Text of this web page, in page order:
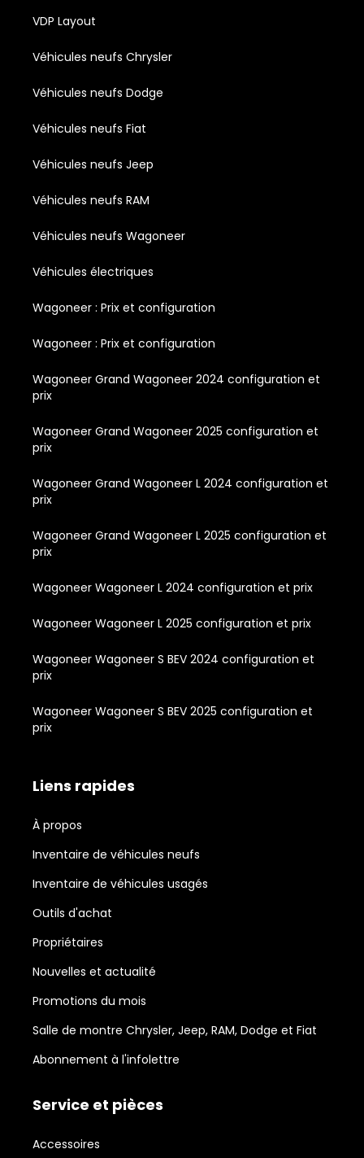
VDP Layout
Véhicules neufs Chrysler
Véhicules neufs Dodge
Véhicules neufs Fiat
Véhicules neufs Jeep
Véhicules neufs RAM
Véhicules neufs Wagoneer
Véhicules électriques
Wagoneer : Prix et configuration
Wagoneer : Prix et configuration
Wagoneer Grand Wagoneer 2024 configuration et
prix
Wagoneer Grand Wagoneer 2025 configuration et
prix
Wagoneer Grand Wagoneer L 2024 configuration et
prix
Wagoneer Grand Wagoneer L 2025 configuration et
prix
Wagoneer Wagoneer L 2024 configuration et prix
Wagoneer Wagoneer L 2025 configuration et prix
Wagoneer Wagoneer S BEV 2024 configuration et
prix
Wagoneer Wagoneer S BEV 2025 configuration et
prix
Liens rapides
À propos
Inventaire de véhicules neufs
Inventaire de véhicules usagés
Outils d'achat
Propriétaires
Nouvelles et actualité
Promotions du mois
Salle de montre Chrysler, Jeep, RAM, Dodge et Fiat
Abonnement à l'infolettre
Service et pièces
Accessoires